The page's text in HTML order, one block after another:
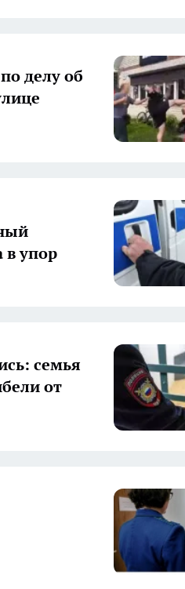
делу об
в упор
семья
от